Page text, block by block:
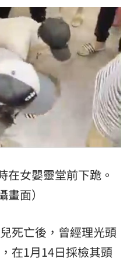
女嬰靈堂前下跪。
畫面）
死亡後，曾經理光頭
在1月14日採檢其頭